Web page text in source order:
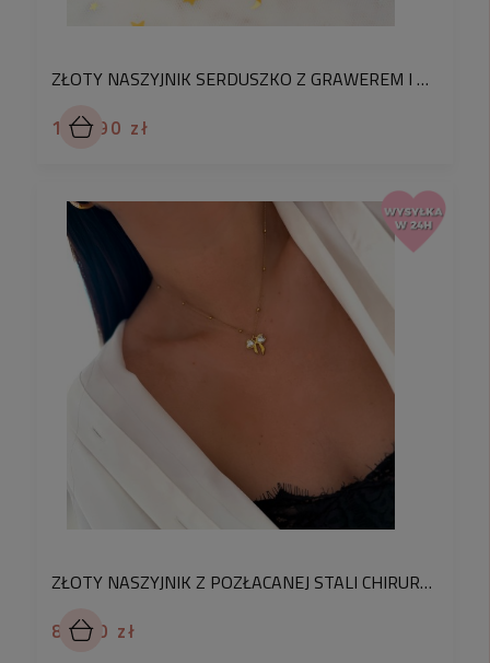
ZŁOTY NASZYJNIK SERDUSZKO Z GRAWEREM I KRYSZTAŁKIEM PREZENT DLA MAMY STAL CHIRURGICZNA
114,90 zł
ZŁOTY NASZYJNIK Z POZŁACANEJ STALI CHIRURGICZNEJ Z KOKARDKĄ BIAŁE KRYSZTAŁKI
84,90 zł